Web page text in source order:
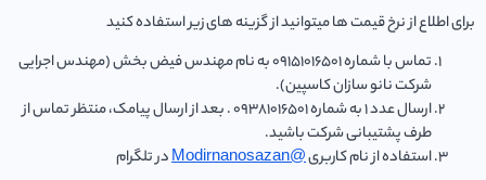
اطلاع از نرخ قیمت ها میتوانید از گزینه های زیر استفاده کنید
تماس با شماره 09151016501 به نام مهندس فیض بخش (مهندس اجرایی
شرکت نانو سازان کاسپین).
ارسال عدد 1 به شماره 09381016501 . بعد از ارسال پیامک، منتظر تماس از
طرف پشتیبانی شرکت باشید.
استفاده از نام کاربری@Modirnanosazan در تلگرام